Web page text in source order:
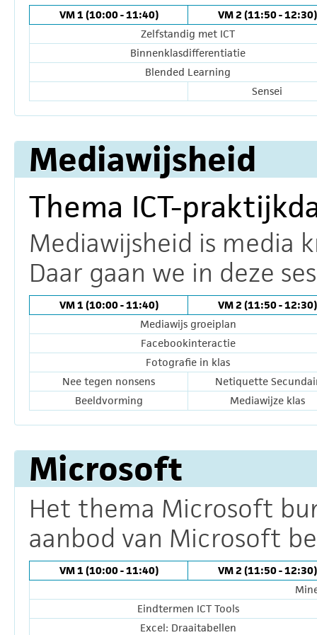
VM 1 (10:00 - 11:40)
VM 2 (11:50 - 12:30)
Zelfstandig met ICT
Binnenklasdifferentiatie
Blended Learning
Sensei
Mediawijsheid
Thema ICT-
Mediawijsheid is media
Daar gaan we in deze
VM 1 (10:00 - 11:40)
VM 2 (11:50 - 12:30)
Mediawijs groeiplan
Facebookinteractie
Fotografie in klas
Nee tegen nonsens
Netiquette
Beeldvorming
Mediawijze klas
Microsoft
Het thema Microsoft
aanbod van Microsoft
VM 1 (10:00 - 11:40)
VM 2 (11:50 - 12:30)
Eindtermen ICT Tools
Excel: Draaitabellen